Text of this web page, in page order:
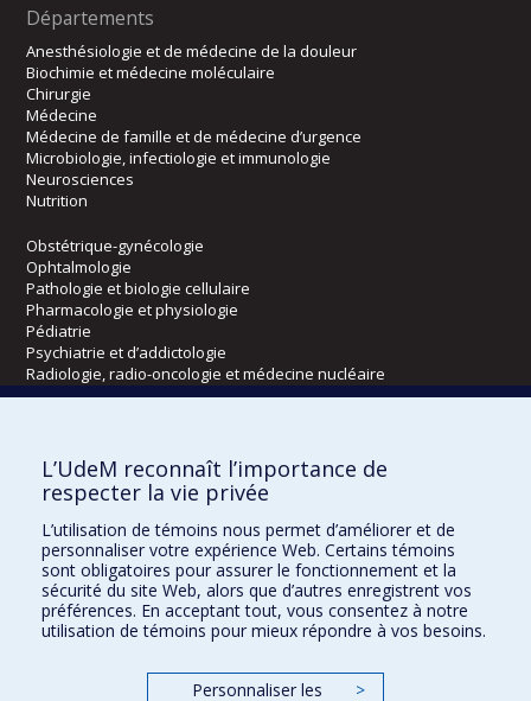
Départements
Anesthésiologie et de médecine de la douleur
Biochimie et médecine moléculaire
Chirurgie
Médecine
Médecine de famille et de médecine d’urgence
Microbiologie, infectiologie et immunologie
Neurosciences
Nutrition
Obstétrique-gynécologie
Ophtalmologie
Pathologie et biologie cellulaire
Pharmacologie et physiologie
Pédiatrie
Psychiatrie et d’addictologie
Radiologie, radio-oncologie et médecine nucléaire
Kinésiologie et des sciences de l’activité physique
Orthophonie et audiologie
Réadaptation
Directions
DPC
CPASS
L’UdeM reconnaît l’importance de
respecter la vie privée
L’utilisation de témoins nous permet d’améliorer et de
personnaliser votre expérience Web. Certains témoins
sont obligatoires pour assurer le fonctionnement et la
sécurité du site Web, alors que d’autres enregistrent vos
préférences. En acceptant tout, vous consentez à notre
utilisation de témoins pour mieux répondre à vos besoins.
Personnaliser les
>